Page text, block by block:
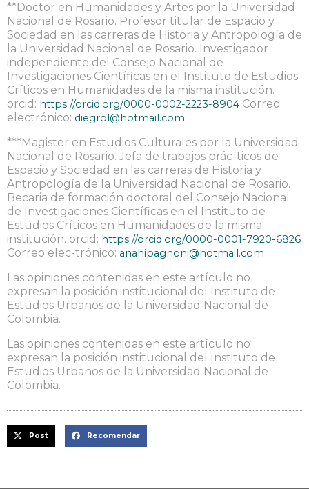
**Doctor en Humanidades y Artes por la Universidad
Nacional de Rosario. Profesor titular de Espacio y
Sociedad en las carreras de Historia y Antropología de
la Universidad Nacional de Rosario. Investigador
independiente del Consejo Nacional de
Investigaciones Científicas en el Instituto de Estudios
Críticos en Humanidades de la misma institución.
orcid: https://orcid.org/0000-0002-2223-8904 Correo
electrónico: diegrol@hotmail.com
***Magister en Estudios Culturales por la Universidad
Nacional de Rosario. Jefa de trabajos prác-ticos de
Espacio y Sociedad en las carreras de Historia y
Antropología de la Universidad Nacional de Rosario.
Becaria de formación doctoral del Consejo Nacional
de Investigaciones Científicas en el Instituto de
Estudios Críticos en Humanidades de la misma
institución. orcid: https://orcid.org/0000-0001-7920-6826
Correo elec-trónico: anahipagnoni@hotmail.com
Las opiniones contenidas en este artículo no
expresan la posición institucional del Instituto de
Estudios Urbanos de la Universidad Nacional de
Colombia.
Las opiniones contenidas en este artículo no
expresan la posición institucional del Instituto de
Estudios Urbanos de la Universidad Nacional de
Colombia.
Post Recomendar